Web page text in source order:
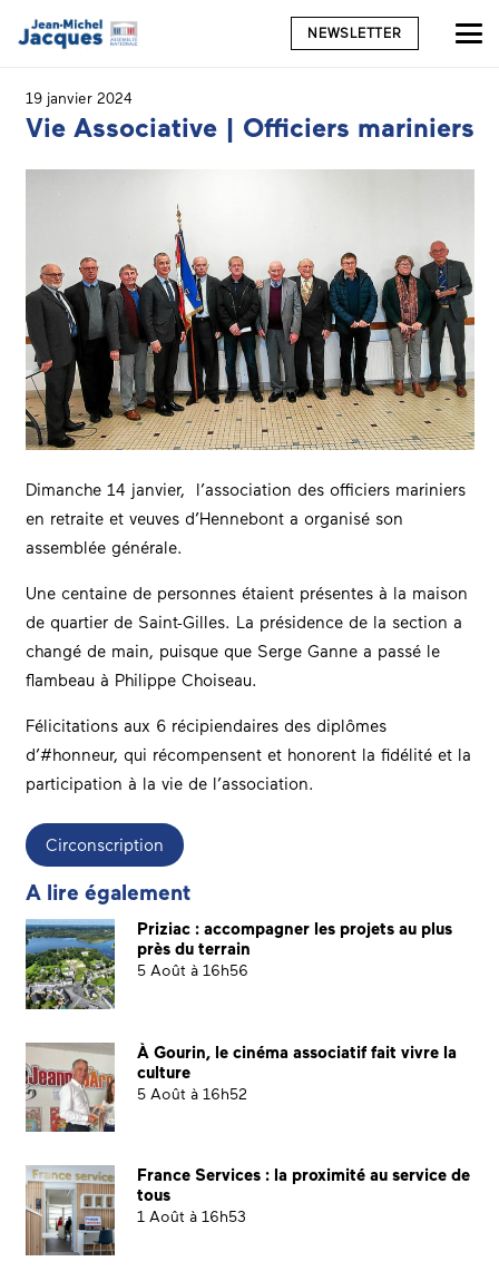
NEWSLETTER
19 janvier 2024
Vie Associative | Officiers mariniers
Dimanche 14 janvier, l’association des officiers mariniers
en retraite et veuves d’Hennebont a organisé son
assemblée générale.
Une centaine de personnes étaient présentes à la maison
de quartier de Saint-Gilles. La présidence de la section a
changé de main, puisque que Serge Ganne a passé le
flambeau à Philippe Choiseau.
Félicitations aux 6 récipiendaires des diplômes
d’#honneur, qui récompensent et honorent la fidélité et la
participation à la vie de l’association.
Circonscription
A lire également
Priziac : accompagner les projets au plus
près du terrain
5 Août à 16h56
À Gourin, le cinéma associatif fait vivre la
culture
5 Août à 16h52
France Services : la proximité au service de
tous
1 Août à 16h53